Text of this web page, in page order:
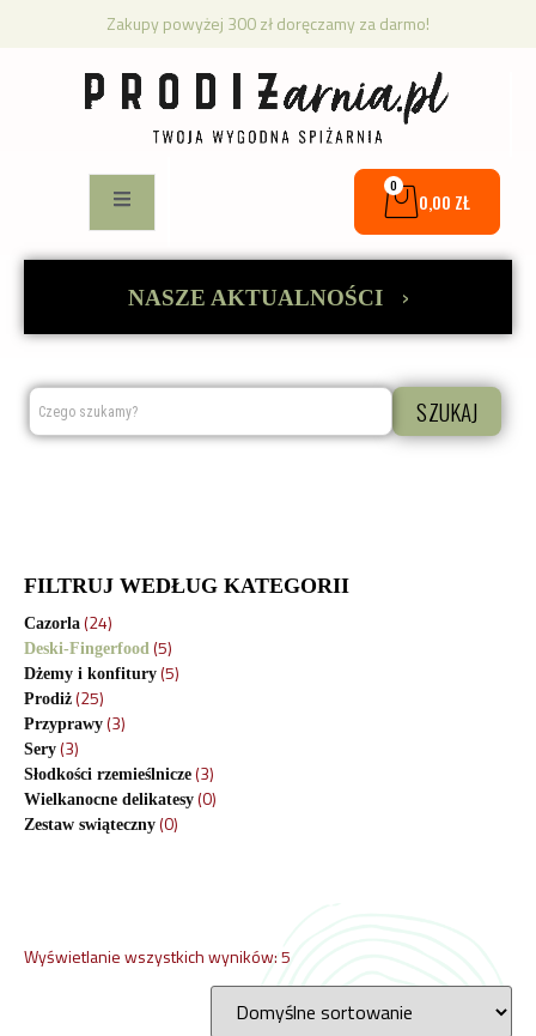
Zakupy powyżej 300 zł doręczamy za darmo!
0,00 ZŁ
0
NASZE AKTUALNOŚCI ›
SZUKAJ
FILTRUJ WEDŁUG KATEGORII
Cazorla (24)
Deski-Fingerfood (5)
Dżemy i konfitury (5)
Prodiż (25)
Przyprawy (3)
Sery (3)
Słodkości rzemieślnicze (3)
Wielkanocne delikatesy (0)
Zestaw swiąteczny (0)
Wyświetlanie wszystkich wyników: 5